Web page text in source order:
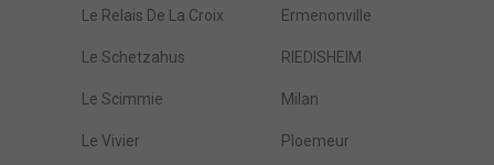
Le Relais De La Croix Ermenonville
Le Schetzahus RIEDISHEIM
Le Scimmie Milan
Le Vivier Ploemeur